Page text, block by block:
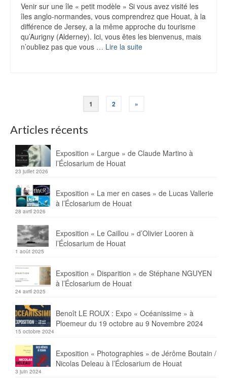
Venir sur une île « petit modèle » Si vous avez visité les
îles anglo-normandes, vous comprendrez que Houat, à la
différence de Jersey, a la même approche du tourisme
qu’Aurigny (Alderney). Ici, vous êtes les bienvenus, mais
n’oubliez pas que vous … Lire la suite
1 2 »
Articles récents
Exposition « Largue » de Claude Martino à
l’Éclosarium de Houat
23 juillet 2026
Exposition « La mer en cases » de Lucas Vallerie
à l’Éclosarium de Houat
28 avril 2026
Exposition « Le Caillou » d’Olivier Looren à
l’Éclosarium de Houat
1 août 2025
Exposition « Disparition » de Stéphane NGUYEN
à l’Éclosarium de Houat
24 avril 2025
Benoît LE ROUX : Expo « Océanissime » à
Ploemeur du 19 octobre au 9 Novembre 2024
15 octobre 2024
Exposition « Photographies » de Jérôme Boutain /
Nicolas Deleau à l’Éclosarium de Houat
3 juin 2024